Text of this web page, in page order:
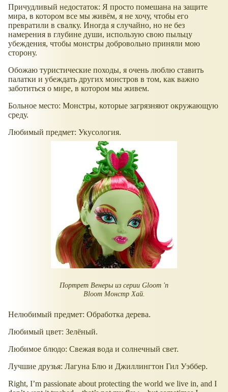
Причудливый недостаток: Я просто помешана на защите
мира, в котором все мы живём, я не хочу, чтобы его
превратили в свалку. Иногда я случайно, но не без
намерения в глубине души, использую свою пыльцу
убеждения, чтобы монстры добровольно приняли мою
сторону.
Обожаю туристические походы, я очень люблю ставить
палатки и убеждать других монстров в том, как важно
заботиться о мире, в котором мы живем.
Больное место: Монстры, которые загрязняют окружающую
среду.
Любимый предмет: Укусология.
Портрет Венеры из серии Gloom 'n
Bloom Монстр Хай.
Нелюбимый предмет: Обработка дерева.
Любимый цвет: Зелёный.
Любимое блюдо: Свежая вода и солнечный свет.
Лучшие друзья: Лагуна Блю и Джиллингтон Гил Уэббер.
Right, I’m passionate about protecting the world we live in, and I